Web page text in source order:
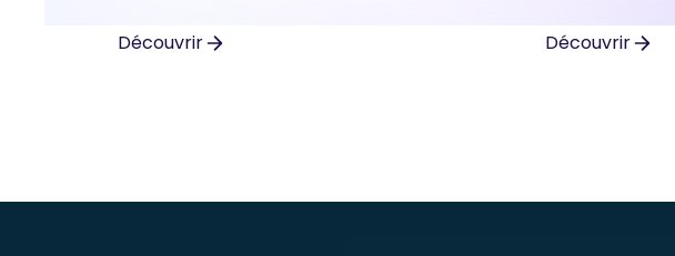
Découvrir
vacances.
Découvrir